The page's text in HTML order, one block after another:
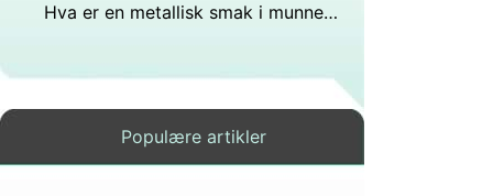
Hva er en metallisk smak i munnen et symptom på
Populære artikler